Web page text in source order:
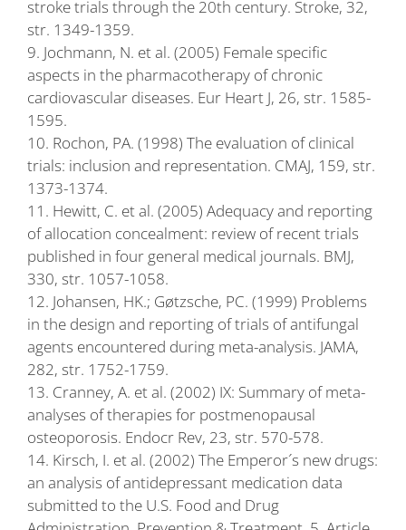
stroke trials through the 20th century. Stroke, 32,
str. 1349-1359.
9. Jochmann, N. et al. (2005) Female specific
aspects in the pharmacotherapy of chronic
cardiovascular diseases. Eur Heart J, 26, str. 1585-
1595.
10. Rochon, PA. (1998) The evaluation of clinical
trials: inclusion and representation. CMAJ, 159, str.
1373-1374.
11. Hewitt, C. et al. (2005) Adequacy and reporting
of allocation concealment: review of recent trials
published in four general medical journals. BMJ,
330, str. 1057-1058.
12. Johansen, HK.; Gøtzsche, PC. (1999) Problems
in the design and reporting of trials of antifungal
agents encountered during meta-analysis. JAMA,
282, str. 1752-1759.
13. Cranney, A. et al. (2002) IX: Summary of meta-
analyses of therapies for postmenopausal
osteoporosis. Endocr Rev, 23, str. 570-578.
14. Kirsch, I. et al. (2002) The Emperor´s new drugs:
an analysis of antidepressant medication data
submitted to the U.S. Food and Drug